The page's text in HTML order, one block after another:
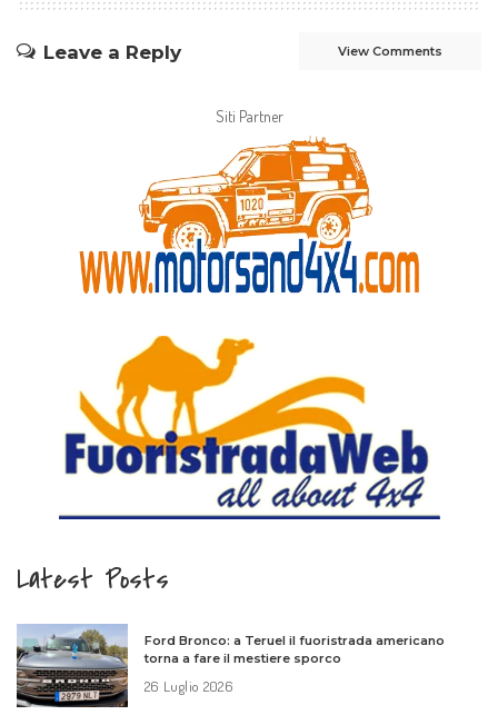
Leave a Reply View Comments
Siti Partner
Latest Posts
Ford Bronco: a Teruel il fuoristrada americano
torna a fare il mestiere sporco
26 Luglio 2026